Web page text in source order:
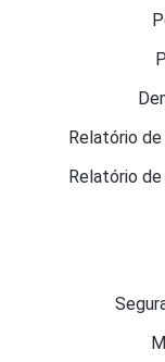
Relatório
Relatório